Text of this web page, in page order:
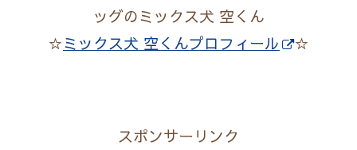
ッグのミックス犬 空くん
☆ミックス犬 空くんプロフィール ☆
スポンサーリンク